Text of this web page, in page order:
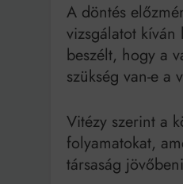
A döntés
vizsgálatot
beszélt, hogy a
szükség van-e a
Vitézy szerint a
folyamatokat,
társaság